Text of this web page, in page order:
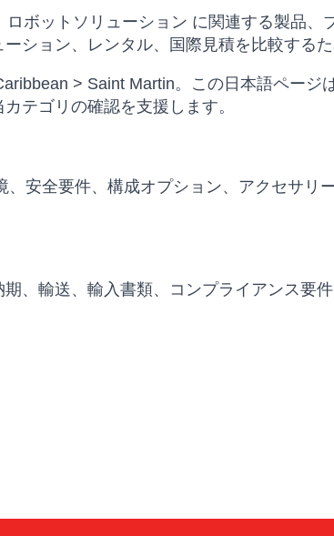
ボットソリューション に関連する製品、
ション、レンタル、国際見積を比較するた
> Saint Martin。この日本語ページ
テゴリの確認を支援します。
安全要件、構成オプション、アクセサリ
、輸送、輸入書類、コンプライアンス要